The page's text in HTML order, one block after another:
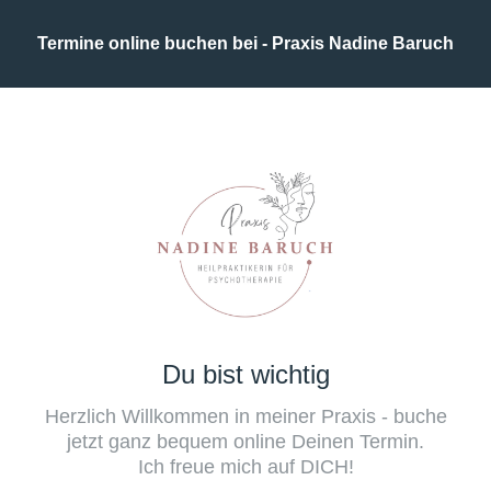
Termine online buchen bei - Praxis Nadine Baruch
Du bist wichtig
Herzlich Willkommen in meiner Praxis - buche
jetzt ganz bequem online Deinen Termin.
Ich freue mich auf DICH!